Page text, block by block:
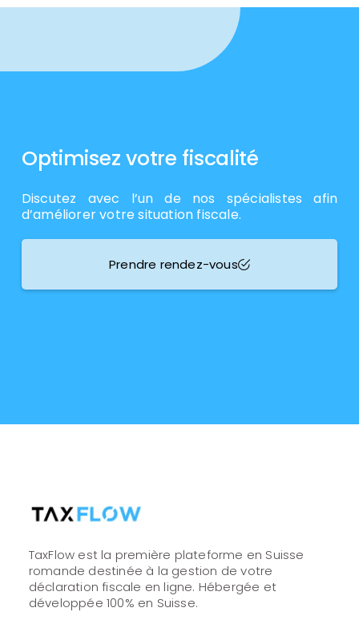
Optimisez votre fiscalité
Discutez avec l’un de nos spécialistes afin
d’améliorer votre situation fiscale.
Prendre rendez-vous
TaxFlow est la première plateforme en Suisse
romande destinée à la gestion de votre
déclaration fiscale en ligne. Hébergée et
développée 100% en Suisse.